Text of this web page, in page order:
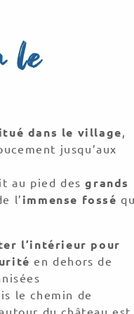
le
dans le village,
jusqu’aux
au pied desgrands
l’ immense fossé
l’intérieur pour
en dehors de
le chemin de